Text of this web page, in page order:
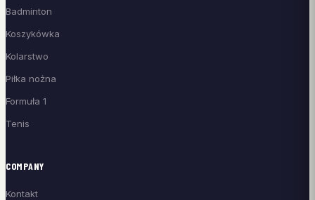
Badminton
Koszykówka
Kolarstwo
Piłka nożna
Formuła 1
Tenis
COMPANY
Kontakt